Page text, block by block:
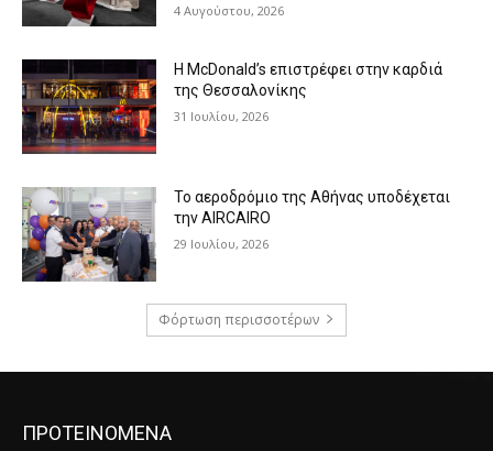
4 Αυγούστου, 2026
Η McDonald’s επιστρέφει στην καρδιά
της Θεσσαλονίκης
31 Ιουλίου, 2026
Το αεροδρόμιο της Αθήνας υποδέχεται
την AIRCAIRO
29 Ιουλίου, 2026
Φόρτωση περισσοτέρων
ΠΡΟΤΕΙΝΟΜΕΝΑ